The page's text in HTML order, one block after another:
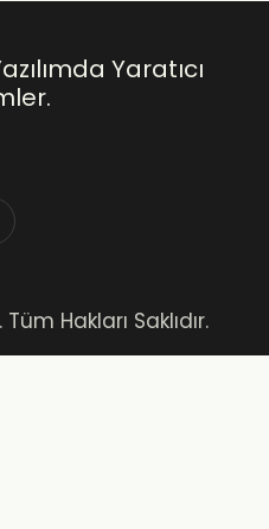
Yaratıcı
Hakları Saklıdır.